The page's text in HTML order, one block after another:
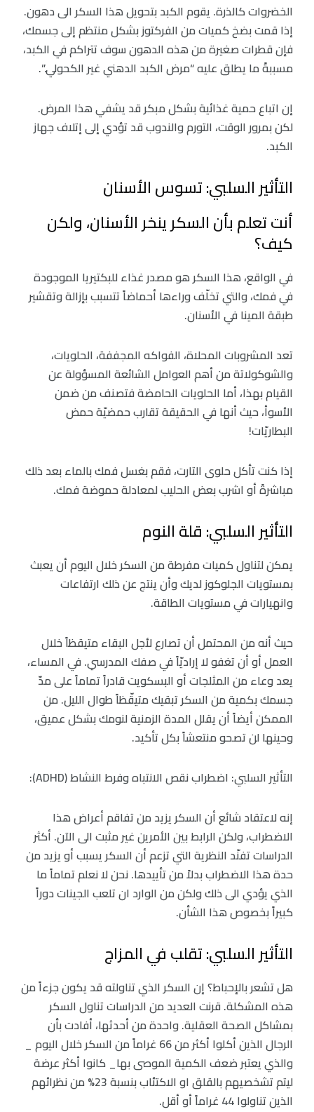
الخضروات كالذرة. يقوم الكبد بتحويل هذا السكر الى دهون.
إذا قمت بضخ كميات من الفركتوز بشكل منتظم إلى جسمك،
فإن قطرات صغيرة من هذه الدهون سوف تتراكم في الكبد،
مسببةً ما يطلق عليه “مرض الكبد الدهني غير الكحولي.”.
إن اتباع حمية غذائية بشكل مبكر قد يشفي هذا المرض.
لكن بمرور الوقت، التورم والندوب قد تؤدي إلى إتلاف جهاز
الكبد.
التأثير السلبي: تسوس الأسنان
أنت تعلم بأن السكر ينخر الأسنان، ولكن
كيف؟
في الواقع، هذا السكر هو مصدر غذاء للبكتيريا الموجودة
في فمك، والتي تخلّف وراءها أحماضاً تتسبب بإزالة وتقشير
طبقة المينا في الأسنان.
تعد المشروبات المحلاة، الفواكه المجففة، الحلويات،
والشوكولاتة من أهم العوامل الشائعة المسؤولة عن
القيام بهذا، أما الحلويات الحامضة فتصنف من ضمن
الأسوأ، حيث أنها في الحقيقة تقارب حمضيّة حمض
البطاريّات!
إذا كنت تأكل حلوى التارت، فقم بغسل فمك بالماء بعد ذلك
مباشرةً أو اشرب بعض الحليب لمعادلة حموضة فمك.
التأثير السلبي: قلة النوم
يمكن لتناول كميات مفرطة من السكر خلال اليوم أن يعبث
بمستويات الجلوكوز لديك وأن ينتج عن ذلك ارتفاعات
وانهيارات في مستويات الطاقة.
حيث أنه من المحتمل أن تصارع لأجل البقاء متيقظاً خلال
العمل أو أن تغفو لا إراديّاً في صفك المدرسي. في المساء،
يعد وعاء من المثلجات أو البسكويت قادراً تماماً على مدّ
جسمك بكمية من السكر تبقيك متيقّظاً طوال الليل. من
الممكن أيضاً أن يقلل المدة الزمنية لنومك بشكل عميق،
وحينها لن تصحو منتعشاً بكل تأكيد.
التأثير السلبي: اضطراب نقص الانتباه وفرط النشاط (ADHD):
إنه لاعتقاد شائع أن السكر يزيد من تفاقم أعراض هذا
الاضطراب، ولكن الرابط بين الأمرين غير مثبت الى الآن. أكثر
الدراسات تفنّد النظرية التي تزعم أن السكر يسبب أو يزيد من
حدة هذا الاضطراب بدلاً من تأييدها. نحن لا نعلم تماماً ما
الذي يؤدي الى ذلك ولكن من الوارد ان تلعب الجينات دوراً
كبيراً بخصوص هذا الشأن.
التأثير السلبي: تقلب في المزاج
هل تشعر بالإحباط؟ إن السكر الذي تناولته قد يكون جزءاً من
هذه المشكلة. قرنت العديد من الدراسات تناول السكر
بمشاكل الصحة العقلية. واحدة من أحدثها، أفادت بأن
الرجال الذين أكلوا أكثر من 66 غراماً من السكر خلال اليوم _
والذي يعتبر ضعف الكمية الموصى بها_ كانوا أكثر عرضة
ليتم تشخصيهم بالقلق او الاكتئاب بنسبة 23% من نظرائهم
الذين تناولوا 44 غراماً أو أقل.